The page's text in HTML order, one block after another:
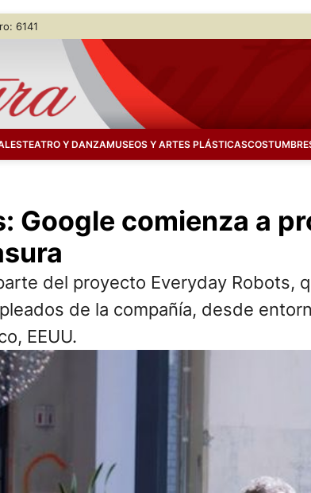
6141
TEATRO Y DANZAMUSEOS Y ARTES PLÁSTICAS
Google comienza a
del proyecto Everyday Robots,
de la compañía, desde
EEUU.